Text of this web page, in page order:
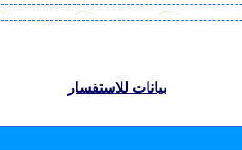
بيانات للاستفسار